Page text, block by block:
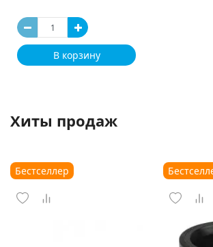
В корзину
Хиты продаж
Бестселлер